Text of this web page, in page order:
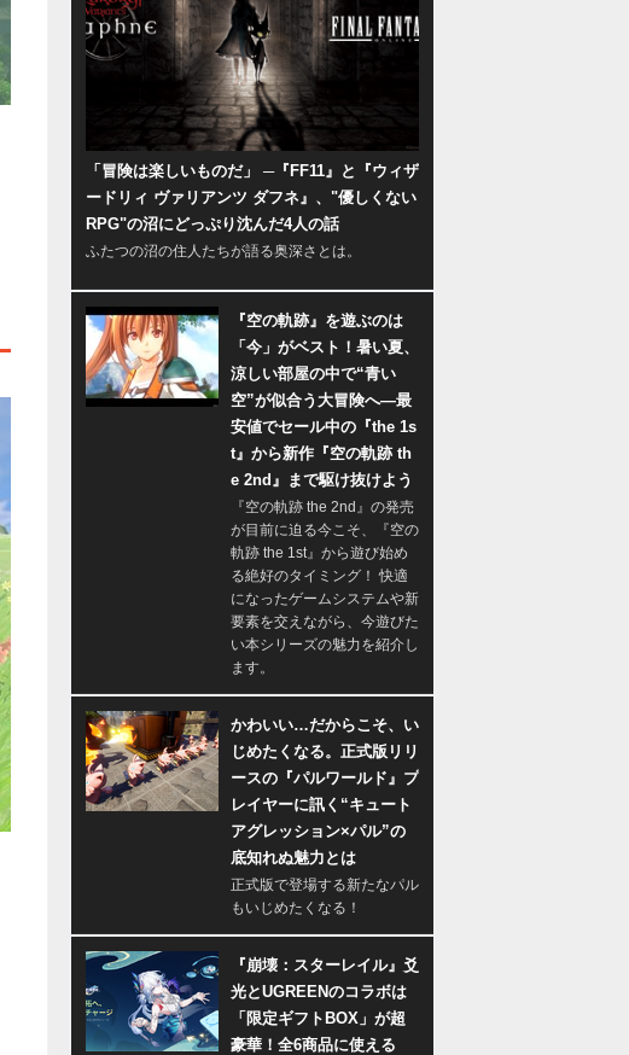
「冒険は楽しいものだ」 ─『FF11』と『ウィザ
ードリィ ヴァリアンツ ダフネ』、"優しくない
RPG"の沼にどっぷり沈んだ4人の話
ふたつの沼の住人たちが語る奥深さとは。
『空の軌跡』を遊ぶのは
「今」がベスト！暑い夏、
涼しい部屋の中で“青い
空”が似合う大冒険へ―最
安値でセール中の『the 1s
t』から新作『空の軌跡 th
e 2nd』まで駆け抜けよう
『空の軌跡 the 2nd』の発売
が目前に迫る今こそ、『空の
軌跡 the 1st』から遊び始め
る絶好のタイミング！ 快適
になったゲームシステムや新
要素を交えながら、今遊びた
い本シリーズの魅力を紹介し
ます。
かわいい…だからこそ、い
じめたくなる。正式版リリ
ースの『パルワールド』プ
レイヤーに訊く“キュート
アグレッション×パル”の
底知れぬ魅力とは
正式版で登場する新たなパル
もいじめたくなる！
『崩壊：スターレイル』爻
光とUGREENのコラボは
「限定ギフトBOX」が超
豪華！全6商品に使える